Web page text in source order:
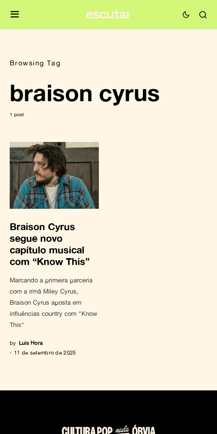
Browsing Tag
braison cyrus
1 post
Braison Cyrus
segue novo
capítulo musical
com “Know This”
Marcando a primeira parceria
com a irmã Miley Cyrus,
Braison Cyrus aposta em
influências country com "Know
This"
by Luis Hora
11 de setembro de 2025